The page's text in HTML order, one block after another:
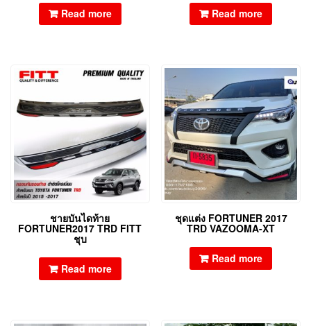
Read more Read more
ชายบันไดท้าย
FORTUNER2017 TRD FITT
ชุบ
Read more
ชุดแต่ง FORTUNER 2017
TRD VAZOOMA-XT
Read more